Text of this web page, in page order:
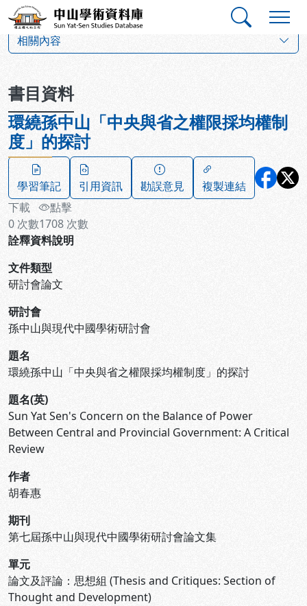
跳到主要內容
中山學術資料庫
相關內容
書目資料
環繞孫中山「中央與省之權限採均權制
度」的探討
學習筆記 引用資訊 勘誤意見
複製連結
下載
0 次數
點擊
1708 次數
詮釋資料說明
文件類型
研討會論文
研討會
孫中山與現代中國學術研討會
題名
環繞孫中山「中央與省之權限採均權制度」的探討
題名(英)
Sun Yat Sen's Concern on the Balance of Power
Between Central and Provincial Government: A Critical
Review
作者
胡春惠
期刊
第七屆孫中山與現代中國學術研討會論文集
單元
論文及評論：思想組 (Thesis and Critiques: Section of
Thought and Development)